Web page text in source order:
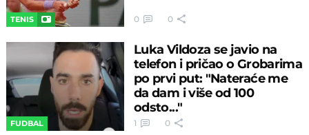
TENIS 0 0
FUDBAL
Luka Vildoza se javio na
telefon i pričao o Grobarima
po prvi put: "Nateraće me
da dam i više od 100
odsto..."
1 0